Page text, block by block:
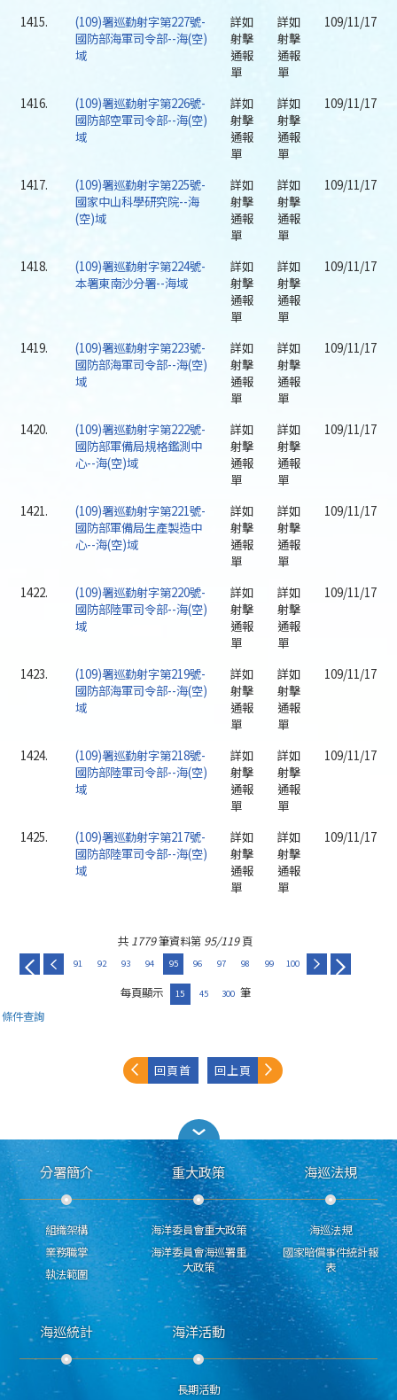
1415.
(109)署巡勤射字第227號-
國防部海軍司令部--海(空)
域
詳如
射擊
通報
單
詳如
射擊
通報
單
109/11/17
1416.
(109)署巡勤射字第226號-
國防部空軍司令部--海(空)
域
詳如
射擊
通報
單
詳如
射擊
通報
單
109/11/17
1417.
(109)署巡勤射字第225號-
國家中山科學研究院--海
(空)域
詳如
射擊
通報
單
詳如
射擊
通報
單
109/11/17
1418.
(109)署巡勤射字第224號-
本署東南沙分署--海域
詳如
射擊
通報
單
詳如
射擊
通報
單
109/11/17
1419.
(109)署巡勤射字第223號-
國防部海軍司令部--海(空)
域
詳如
射擊
通報
單
詳如
射擊
通報
單
109/11/17
1420.
(109)署巡勤射字第222號-
國防部軍備局規格鑑測中
心--海(空)域
詳如
射擊
通報
單
詳如
射擊
通報
單
109/11/17
1421.
(109)署巡勤射字第221號-
國防部軍備局生產製造中
心--海(空)域
詳如
射擊
通報
單
詳如
射擊
通報
單
109/11/17
1422.
(109)署巡勤射字第220號-
國防部陸軍司令部--海(空)
域
詳如
射擊
通報
單
詳如
射擊
通報
單
109/11/17
1423.
(109)署巡勤射字第219號-
國防部海軍司令部--海(空)
域
詳如
射擊
通報
單
詳如
射擊
通報
單
109/11/17
1424.
(109)署巡勤射字第218號-
國防部陸軍司令部--海(空)
域
詳如
射擊
通報
單
詳如
射擊
通報
單
109/11/17
1425.
(109)署巡勤射字第217號-
國防部陸軍司令部--海(空)
域
詳如
射擊
通報
單
詳如
射擊
通報
單
109/11/17
共 1779筆資料第 95/119頁
91 92 93 94 95 96 97 98 99 100
每頁顯示 15 45 300 筆
條件查詢
回頁首 回上頁
分署簡介
組織架構
業務職掌
執法範圍
重大政策
海洋委員會重大政策
海洋委員會海巡署重
大政策
海巡法規
海巡法規
國家賠償事件統計報
表
海巡統計 海洋活動
長期活動